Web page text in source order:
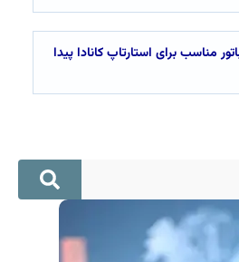
مناسب برای استارتاپ کانادا پیدا